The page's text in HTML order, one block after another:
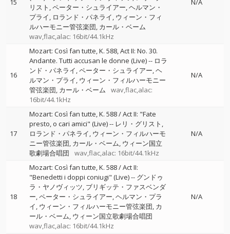
15
リスト ペーター・シュライアー ヘルマン・
プライ ロランド・パネライ ウィーン・フィ
ルハーモニー管弦楽団 カール・ベーム
wav,flac,alac: 16bit/44.1kHz
N/A
16
Mozart: Così fan tutte, K. 588, Act II: No. 30.
Andante. Tutti accusan le donne (Live)-- ロラ
ンド・パネライ ペーター・シュライアー ヘ
ルマン・プライ ウィーン・フィルハーモニー
管弦楽団 カール・ベーム
wav,flac,alac:
16bit/44.1kHz
N/A
17
Mozart: Così fan tutte, K. 588 / Act II: "Fate
presto, o cari amici" (Live)-- レリ・グリスト
ロランド・パネライ ウィーン・フィルハーモ
ニー管弦楽団 カール・ベーム ウィーン国立
歌劇場合唱団
wav,flac,alac: 16bit/44.1kHz
N/A
18
Mozart: Così fan tutte, K. 588 / Act II:
"Benedetti i doppi coniugi" (Live)-- グンドゥ
ラ・ヤノヴィッツ ブリギッテ・ファスベンダ
ー ペーター・シュライアー ヘルマン・プラ
イ ウィーン・フィルハーモニー管弦楽団 カ
ール・ベーム ウィーン国立歌劇場合唱団
wav,flac,alac: 16bit/44.1kHz
N/A